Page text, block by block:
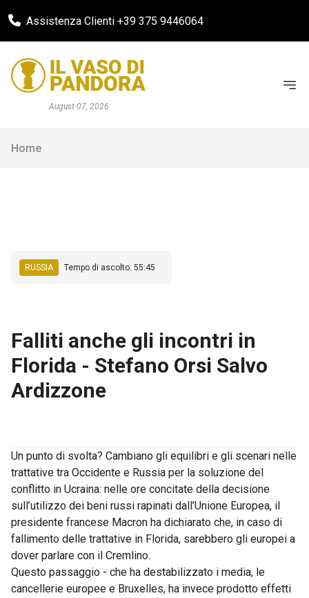
Assistenza Clienti +39 375 9446064
August 07, 2026
Home
RUSSIA Tempo di ascolto: 55:45
Falliti anche gli incontri in
Florida - Stefano Orsi Salvo
Ardizzone
Un punto di svolta? Cambiano gli equilibri e gli scenari nelle
trattative tra Occidente e Russia per la soluzione del
conflitto in Ucraina: nelle ore concitate della decisione
sull’utilizzo dei beni russi rapinati dall’Unione Europea, il
presidente francese Macron ha dichiarato che, in caso di
fallimento delle trattative in Florida, sarebbero gli europei a
dover parlare con il Cremlino.
Questo passaggio - che ha destabilizzato i media, le
cancellerie europee e Bruxelles, ha invece prodotto effetti